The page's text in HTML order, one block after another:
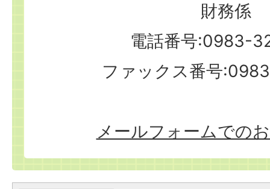
財務係
電話番号:0983-
ファックス番号
メールフォームでの